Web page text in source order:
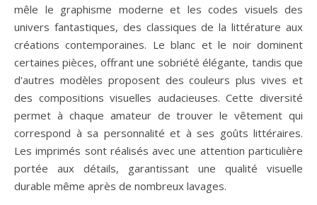
mêle le graphisme moderne et les codes visuels des
univers fantastiques, des classiques de la littérature aux
créations contemporaines. Le blanc et le noir dominent
certaines pièces, offrant une sobriété élégante, tandis que
d'autres modèles proposent des couleurs plus vives et
des compositions visuelles audacieuses. Cette diversité
permet à chaque amateur de trouver le vêtement qui
correspond à sa personnalité et à ses goûts littéraires.
Les imprimés sont réalisés avec une attention particulière
portée aux détails, garantissant une qualité visuelle
durable même après de nombreux lavages.